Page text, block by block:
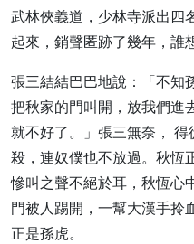
武林俠義道，少林寺派出四
起來，銷聲匿跡了幾年，誰
張三結結巴巴地說：「不知
把秋家的門叫開，放我們進
就不好了。」張三無奈，
殺，連奴僕也不放過。秋恆
慘叫之聲不絕於耳，秋恆心
門被人踢開，一幫大漢手拎
正是孫虎。